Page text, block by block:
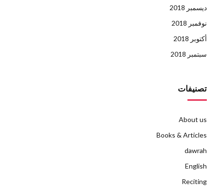
ديسمبر 2018
نوفمبر 2018
أكتوبر 2018
سبتمبر 2018
تصنيفات
About us
Books & Articles
dawrah
English
Reciting